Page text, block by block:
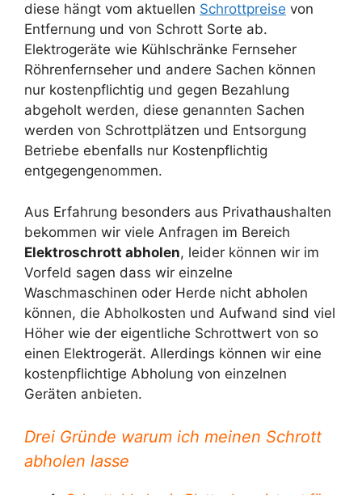
diese hängt vom aktuellen Schrottpreise von
Entfernung und von Schrott Sorte ab.
Elektrogeräte wie Kühlschränke Fernseher
Röhrenfernseher und andere Sachen können
nur kostenpflichtig und gegen Bezahlung
abgeholt werden, diese genannten Sachen
werden von Schrottplätzen und Entsorgung
Betriebe ebenfalls nur Kostenpflichtig
entgegengenommen.
Aus Erfahrung besonders aus Privathaushalten
bekommen wir viele Anfragen im Bereich
Elektroschrott abholen, leider können wir im
Vorfeld sagen dass wir einzelne
Waschmaschinen oder Herde nicht abholen
können, die Abholkosten und Aufwand sind viel
Höher wie der eigentliche Schrottwert von so
einen Elektrogerät. Allerdings können wir eine
kostenpflichtige Abholung von einzelnen
Geräten anbieten.
Drei Gründe warum ich meinen Schrott
abholen lasse